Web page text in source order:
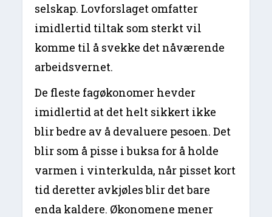
selskap. Lovforslaget omfatter
imidlertid tiltak som sterkt vil
komme til å svekke det nåværende
arbeidsvernet.
De fleste fagøkonomer hevder
imidlertid at det helt sikkert ikke
blir bedre av å devaluere pesoen. Det
blir som å pisse i buksa for å holde
varmen i vinterkulda, når pisset kort
tid deretter avkjøles blir det bare
enda kaldere. Økonomene mener